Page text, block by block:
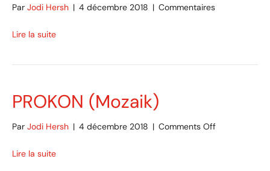
Par Jodi Hersh | 4 décembre 2018 | Commentairessur
Support
Lire la suite
PROKON (Mozaik)
Par Jodi Hersh | 4 décembre 2018 | Comments Offon
Lire la suite